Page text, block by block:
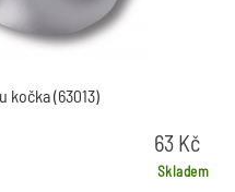
kočka (63013)
63Kč
Skladem